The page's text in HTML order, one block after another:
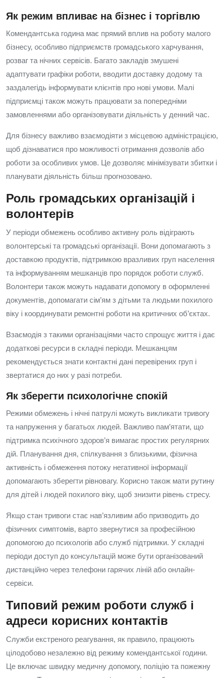
Як режим впливає на бізнес і торгівлю
Комендантська година має прямий вплив на роботу малого
бізнесу, особливо підприємств громадського харчування,
розваг та нічних сервісів. Багато закладів змушені
адаптувати графіки роботи, вводити доставку додому та
заздалегідь інформувати клієнтів про нові умови. Малі
підприємці також можуть працювати за попередніми
замовленнями або організовувати діяльність у денний час.
Для бізнесу важливо взаємодіяти з місцевою адміністрацією,
щоб дізнаватися про можливості отримання дозволів або
роботи за особливих умов. Це дозволяє мінімізувати збитки і
планувати діяльність більш прогнозовано.
Роль громадських організацій і
волонтерів
У періоди обмежень особливо активну роль відіграють
волонтерські та громадські організації. Вони допомагають з
доставкою продуктів, підтримкою вразливих груп населення
та інформуванням мешканців про порядок роботи служб.
Волонтери також можуть надавати допомогу в оформленні
документів, допомагати сім’ям з дітьми та людьми похилого
віку і координувати ремонтні роботи на критичних об’єктах.
Взаємодія з такими організаціями часто спрощує життя і дає
додаткові ресурси в складні періоди. Мешканцям
рекомендується знати контактні дані перевірених груп і
звертатися до них у разі потреби.
Як зберегти психологічне спокій
Режими обмежень і нічні патрулі можуть викликати тривогу
та напруження у багатьох людей. Важливо пам’ятати, що
підтримка психічного здоров’я вимагає простих регулярних
дій. Планування дня, спілкування з близькими, фізична
активність і обмеження потоку негативної інформації
допомагають зберегти рівновагу. Корисно також мати рутину
для дітей і людей похилого віку, щоб знизити рівень стресу.
Якщо стан тривоги стає нав’язливим або призводить до
фізичних симптомів, варто звернутися за професійною
допомогою до психологів або служб підтримки. У складні
періоди доступ до консультацій може бути організований
дистанційно через телефони гарячих ліній або онлайн-
сервіси.
Типовий режим роботи служб і
адреси корисних контактів
Служби екстреного реагування, як правило, працюють
цілодобово незалежно від режиму комендантської години.
Це включає швидку медичну допомогу, поліцію та пожежну